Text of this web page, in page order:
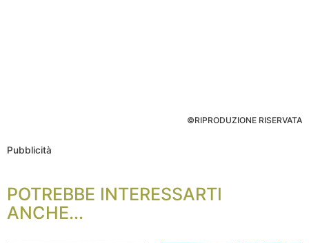
©RIPRODUZIONE RISERVATA
Pubblicità
POTREBBE INTERESSARTI
ANCHE...